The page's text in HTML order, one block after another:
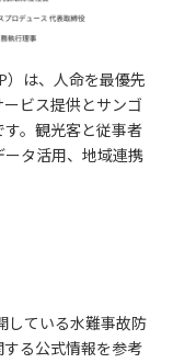
）は、人命を最優先
ビス提供とサンゴ
。観光客と従事者
タ活用、地域連携
している水難事故防
る公式情報を参考